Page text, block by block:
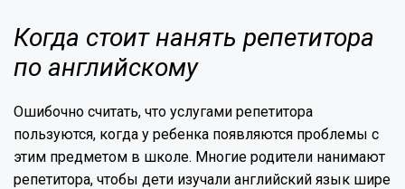
Когда стоит нанять репетитора
по английскому
Ошибочно считать, что услугами репетитора
пользуются, когда у ребенка появляются проблемы с
этим предметом в школе. Многие родители нанимают
репетитора, чтобы дети изучали английский язык шире